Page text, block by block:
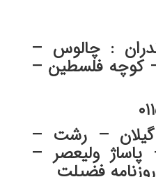
: چالوس –
– کوچه فلسطین –
گیلان – رشت –
ولیعصر –